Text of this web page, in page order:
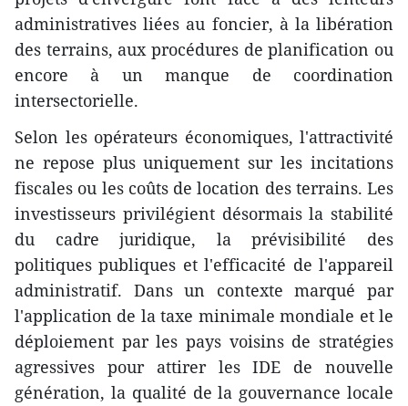
administratives liées au foncier, à la libération
des terrains, aux procédures de planification ou
encore à un manque de coordination
intersectorielle.
Selon les opérateurs économiques, l'attractivité
ne repose plus uniquement sur les incitations
fiscales ou les coûts de location des terrains. Les
investisseurs privilégient désormais la stabilité
du cadre juridique, la prévisibilité des
politiques publiques et l'efficacité de l'appareil
administratif. Dans un contexte marqué par
l'application de la taxe minimale mondiale et le
déploiement par les pays voisins de stratégies
agressives pour attirer les IDE de nouvelle
génération, la qualité de la gouvernance locale